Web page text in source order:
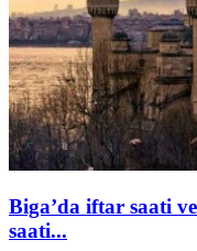
Biga’da iftar saati
saati...